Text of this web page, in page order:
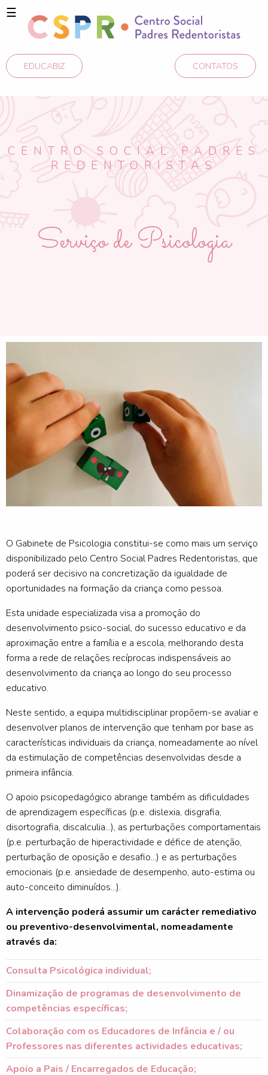
☰
CONTATOS
EDUCABIZ
CENTRO SOCIAL PADRES
REDENTORISTAS
Serviço de Psicologia
O Gabinete de Psicologia constitui-se como mais um serviço
disponibilizado pelo Centro Social Padres Redentoristas, que
poderá ser decisivo na concretização da igualdade de
oportunidades na formação da criança como pessoa.
Esta unidade especializada visa a promoção do
desenvolvimento psico-social, do sucesso educativo e da
aproximação entre a família e a escola, melhorando desta
forma a rede de relações recíprocas indispensáveis ao
desenvolvimento da criança ao longo do seu processo
educativo.
Neste sentido, a equipa multidisciplinar propõem-se avaliar e
desenvolver planos de intervenção que tenham por base as
características individuais da criança, nomeadamente ao nível
da estimulação de competências desenvolvidas desde a
primeira infância.
O apoio psicopedagógico abrange também as dificuldades
de aprendizagem específicas (p.e. dislexia, disgrafia,
disortografia, discalculia...), as perturbações comportamentais
(p.e. perturbação de hiperactividade e défice de atenção,
perturbação de oposição e desafio...) e as perturbações
emocionais (p.e. ansiedade de desempenho, auto-estima ou
auto-conceito diminuídos...).
A intervenção poderá assumir um carácter remediativo
ou preventivo-desenvolvimental, nomeadamente
através da:
Consulta Psicológica individual;
Dinamização de programas de desenvolvimento de
competências específicas;
Colaboração com os Educadores de Infância e / ou
Professores nas diferentes actividades educativas;
Apoio a Pais / Encarregados de Educação;